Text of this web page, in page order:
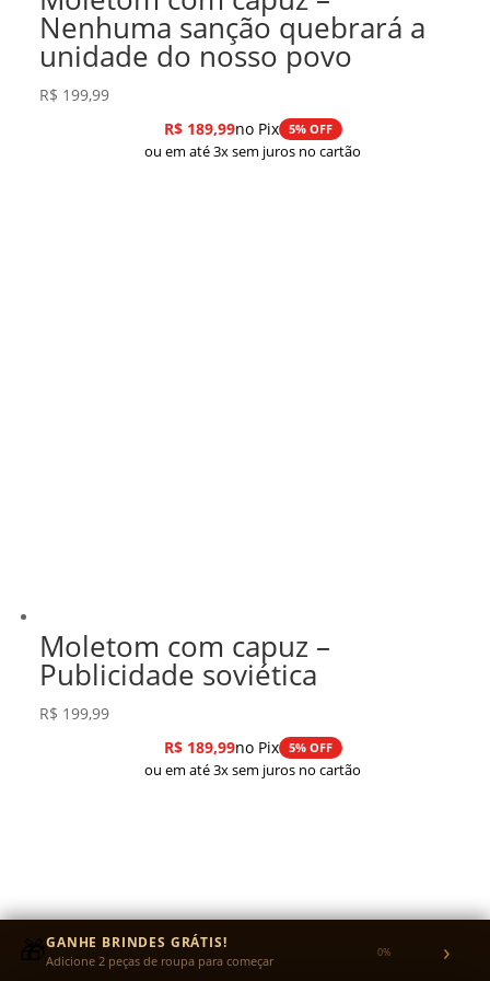
Nenhuma sanção quebrará a
unidade do nosso povo
R$ 199,99
R$189,99no Pix 5% OFF
ou em até 3x sem juros no cartão
Moletom com capuz –
Publicidade soviética
R$ 199,99
R$189,99no Pix 5% OFF
ou em até 3x sem juros no cartão
🎁GANHE BRINDES GRÁTIS!
Adicione 2 peças de roupa para começar 0% ›